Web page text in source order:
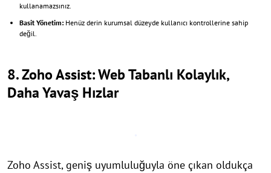
kullanamazsınız.
Basit Yönetim: Henüz derin kurumsal düzeyde kullanıcı kontrollerine sahip
değil.
8. Zoho Assist: Web Tabanlı Kolaylık,
Daha Yavaş Hızlar
Zoho Assist, geniş uyumluluğuyla öne çıkan oldukça